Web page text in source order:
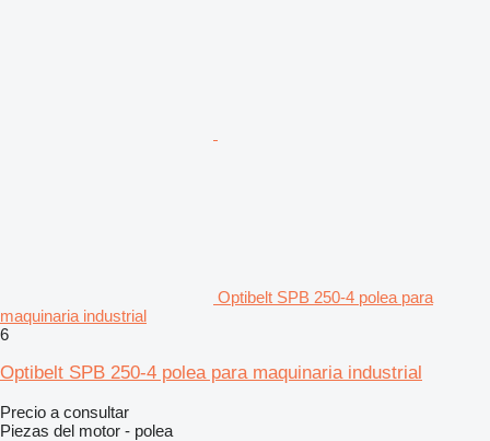
Optibelt SPB 250-4 polea para
maquinaria industrial
6
Optibelt SPB 250-4 polea para maquinaria industrial
Precio a consultar
Piezas del motor - polea